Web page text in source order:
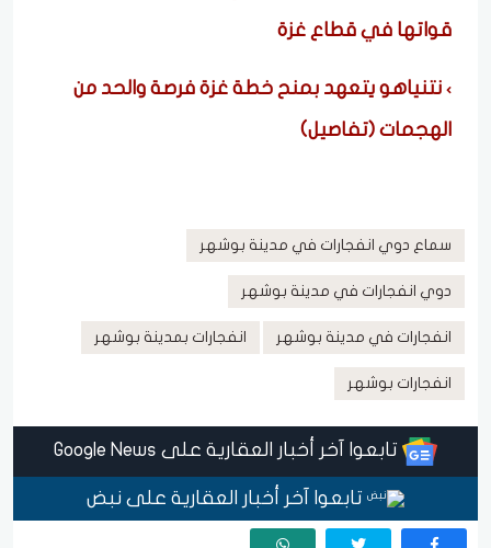
قواتها في قطاع غزة
نتنياهو يتعهد بمنح خطة غزة فرصة والحد من
الهجمات (تفاصيل)
سماع دوي انفجارات في مدينة بوشهر
دوي انفجارات في مدينة بوشهر
انفجارات في مدينة بوشهر انفجارات بمدينة بوشهر
انفجارات بوشهر
تابعوا آخر أخبار العقارية على Google News
تابعوا آخر أخبار العقارية على نبض